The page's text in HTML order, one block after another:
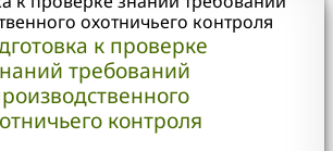
к проверке
требований
контроля